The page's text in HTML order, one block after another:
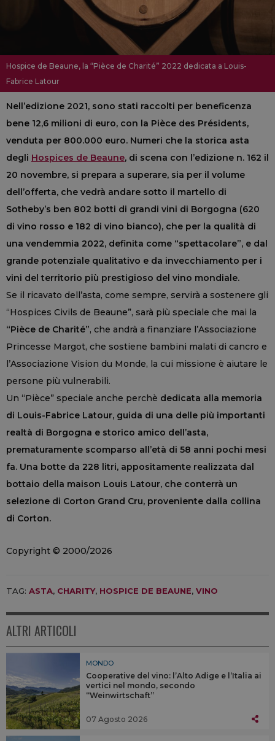
Hospice de Beaune, la “Pièce de Charité” 2022 dedicata a Louis-
Fabrice Latour
Nell’edizione 2021, sono stati raccolti per beneficenza
bene 12,6 milioni di euro, con la Pièce des Présidents,
venduta per 800.000 euro. Numeri che la storica asta
degli Hospices de Beaune, di scena con l’edizione n. 162 il
20 novembre, si prepara a superare, sia per il volume
dell’offerta, che vedrà andare sotto il martello di
Sotheby’s ben 802 botti di grandi vini di Borgogna (620
di vino rosso e 182 di vino bianco), che per la qualità di
una vendemmia 2022, definita come “spettacolare”, e dal
grande potenziale qualitativo e da invecchiamento per i
vini del territorio più prestigioso del vino mondiale.
Se il ricavato dell’asta, come sempre, servirà a sostenere gli
“Hospices Civils de Beaune”, sarà più speciale che mai la
“Pièce de Charité”, che andrà a finanziare l’Associazione
Princesse Margot, che sostiene bambini malati di cancro e
l’Associazione Vision du Monde, la cui missione è aiutare le
persone più vulnerabili.
Un “Pièce” speciale anche perchè dedicata alla memoria
di Louis-Fabrice Latour, guida di una delle più importanti
realtà di Borgogna e storico amico dell’asta,
prematuramente scomparso all’età di 58 anni pochi mesi
fa. Una botte da 228 litri, appositamente realizzata dal
bottaio della maison Louis Latour, che conterrà un
selezione di Corton Grand Cru, proveniente dalla collina
di Corton.
Copyright © 2000/2026
TAG: ASTA, CHARITY, HOSPICE DE BEAUNE, VINO
ALTRI ARTICOLI
MONDO
Cooperative del vino: l’Alto Adige e l’Italia ai
vertici nel mondo, secondo
“Weinwirtschaft”
07 Agosto 2026